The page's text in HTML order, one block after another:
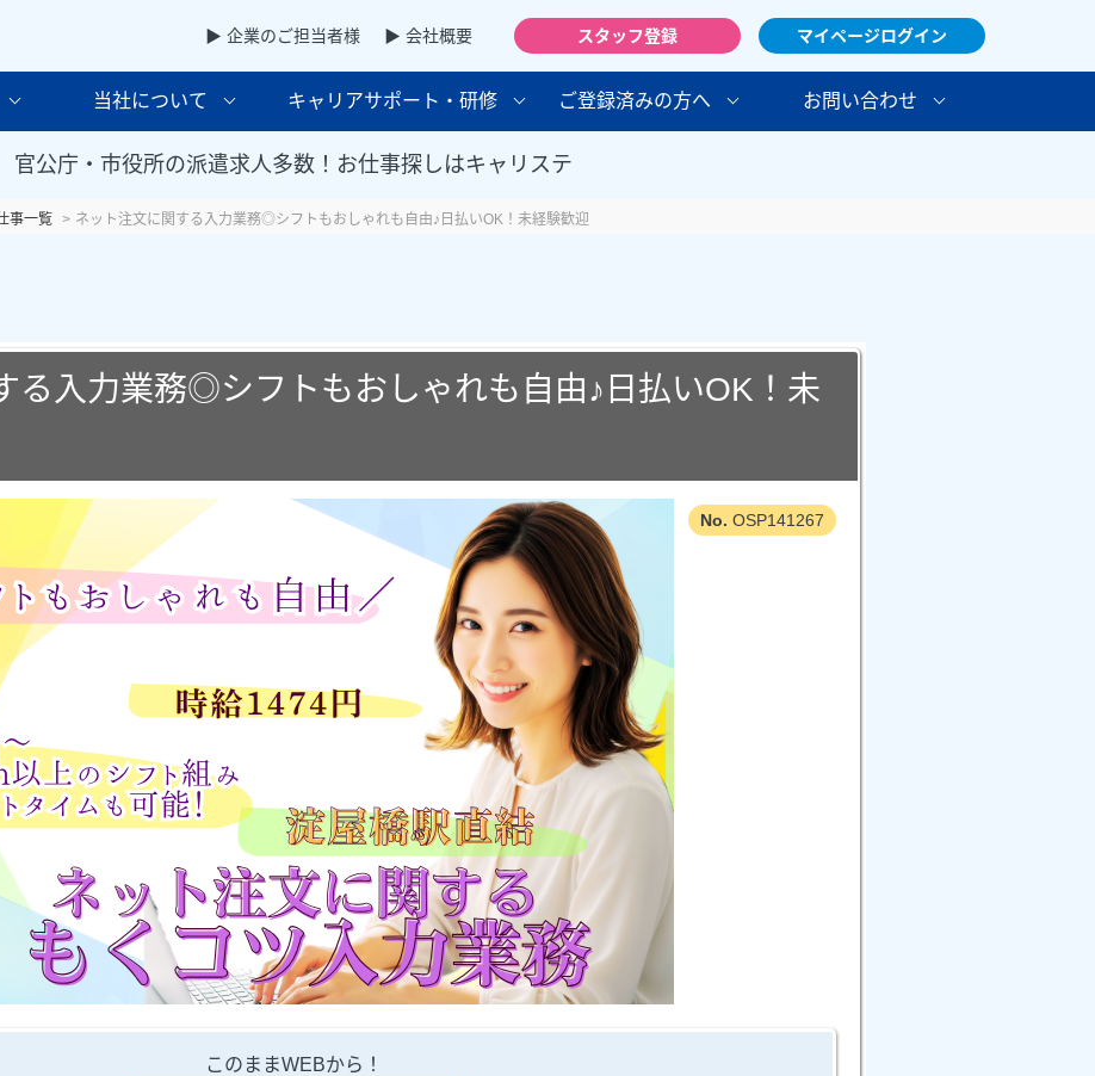
▶ 企業のご担当者様 ▶ 会社概要 スタッフ登録 マイページログイン
当社について キャリアサポート・研修 ご登録済みの方へ お問い合わせ
官公庁・市役所の派遣求人多数！お仕事探しはキャリステ
事一覧 ネット注文に関する入力業務◎シフトもおしゃれも自由♪日払いOK！未経験歓迎
る入力業務◎シフトもおしゃれも自由♪日払いOK！未
OSP141267
このままWEBから！